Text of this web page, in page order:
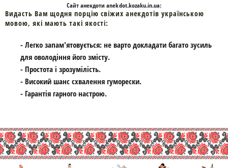
Cайтанекдоти anekdot.kozaku.in.ua:
Видасть Вам щодня порцію свіжих анекдотів українською
мовою, які мають такі якості:
- Легко запам'ятовується: не варто докладати багато зусиль
для оволодіння його змісту.
- Простота і зрозумілість.
- Високий шанс схвалення гуморески.
- Гарантія гарного настрою.